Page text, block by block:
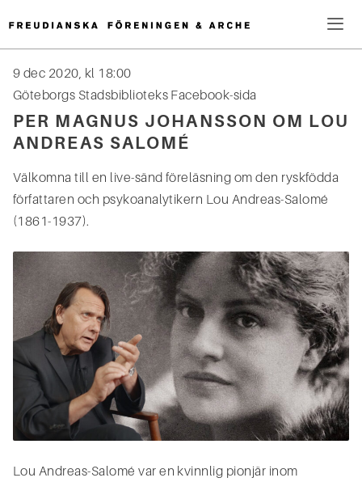
till
innehåll
Sök
efter:
9 dec 2020, kl 18:00
Göteborgs Stadsbiblioteks Facebook-sida
PER MAGNUS JOHANSSON OM LOU
ANDREAS SALOMÉ
Välkomna till en live-sänd föreläsning om den ryskfödda
författaren och psykoanalytikern Lou Andreas-Salomé
(1861-1937).
Lou Andreas-Salomé var en kvinnlig pionjär inom